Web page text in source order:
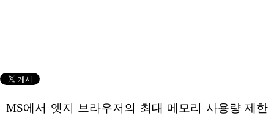
MS에서 엣지 브라우저의 최대 메모리 사용량 제한